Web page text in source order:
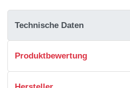
Technische Daten
Produktbewertung